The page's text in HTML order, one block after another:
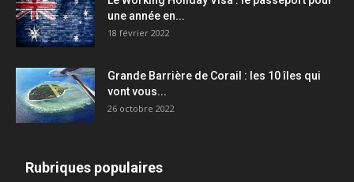
une année en...
18 février 2022
Grande Barrière de Corail : les 10 îles qui
vont vous...
26 octobre 2022
Rubriques populaires